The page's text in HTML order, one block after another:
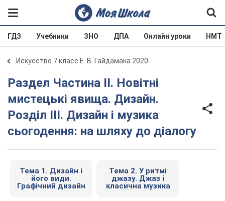
ГДЗ Учебники ЗНО ДПА Онлайн уроки НМТ
Искусство 7 класс Е. В. Гайдамака 2020
Раздел Частина II. Новітні
мистецькі явища. Дизайн.
Розділ ІІІ. Дизайн і музика
сьогодення: на шляху до діалогу
Тема 1. Дизайн і
його види.
Графічний дизайн
Тема 2. У ритмі
джазу. Джаз і
класична музика